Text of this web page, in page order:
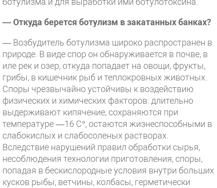
— Откуда берется ботулизм в закатанных банках?
— Возбудитель ботулизма широко распространен в
природе. В виде спор он обнаруживается в почве, в
иле рек и озер, откуда попадает на овощи, фрукты,
грибы, в кишечник рыб и теплокровных животных.
Споры чрезвычайно устойчивы к воздействию
физических и химических факторов: длительно
выдерживают кипячение, сохраняются при
температуре —16 С°, остаются жизнеспособными в
слабокислых и слабосоленых растворах.
Вследствие нарушений правил обработки сырья,
несоблюдения технологии приготовления, споры,
попадая в бескислородные условия внутри больших
кусков рыбы, ветчины, колбасы, герметически